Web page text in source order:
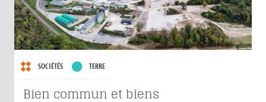
SOCIÉTÉS TERRE
Bien commun et biens